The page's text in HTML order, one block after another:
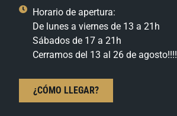
Horario de apertura:
De lunes a viernes de 13 a 21h
Sábados de 17 a 21h
Cerramos del 13 al 26 de agosto!!!!
¿CÓMO LLEGAR?